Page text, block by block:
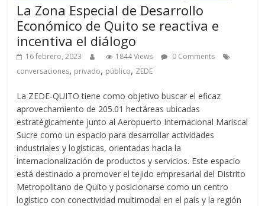
La Zona Especial de Desarrollo
Económico de Quito se reactiva e
incentiva el diálogo
16 febrero, 2023 1844 Views
0 Comments
conversaciones, privado, público, ZEDE
La ZEDE-QUITO tiene como objetivo buscar el eficaz
aprovechamiento de 205.01 hectáreas ubicadas
estratégicamente junto al Aeropuerto Internacional Mariscal
Sucre como un espacio para desarrollar actividades
industriales y logísticas, orientadas hacia la
internacionalización de productos y servicios. Este espacio
está destinado a promover el tejido empresarial del Distrito
Metropolitano de Quito y posicionarse como un centro
logístico con conectividad multimodal en el país y la región